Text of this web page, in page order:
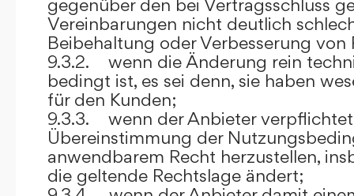
gegenüber den bei Vertragsschluss
Vereinbarungen nicht deutlich
Beibehaltung oder Verbesserung
9.3.2. wenn die Änderung rein
bedingt ist, es sei denn, sie haben
für den Kunden;
9.3.3. wenn der Anbieter verpflichtet
Übereinstimmung der
anwendbarem Recht herzustellen,
die geltende Rechtslage ändert;